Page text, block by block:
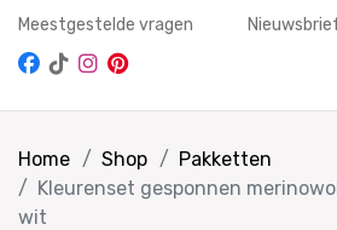
Meestgestelde vragen
Home Shop
Pakketten
Kleurenset gesponnen
wit